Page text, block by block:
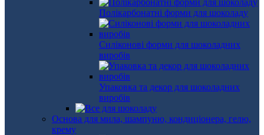
Полікарбонатні форми для шоколаду
Силіконові форми для шоколадних
виробів
Упаковка та декор для шоколадних
виробів
Основа для мила, шампуню, кондиціонера, гелю,
крему